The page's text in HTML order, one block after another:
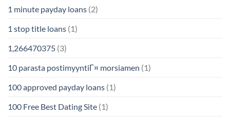
1 minute payday loans (2)
1 stop title loans (1)
1,266470375 (3)
10 parasta postimyyntiГ¤ morsiamen (1)
100 approved payday loans (1)
100 Free Best Dating Site (1)